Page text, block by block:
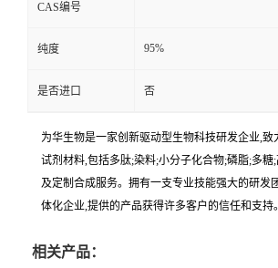
CAS编号
纯度 95%
是否进口 否
为华生物是一家创新驱动型生物科技研发企业,致
试剂材料,包括多肽;染料;小分子化合物;磷脂;多糖
及定制合成服务。拥有一支专业技能强大的研发
体化企业,提供的产品获得许多客户的信任和支持。
相关产品：